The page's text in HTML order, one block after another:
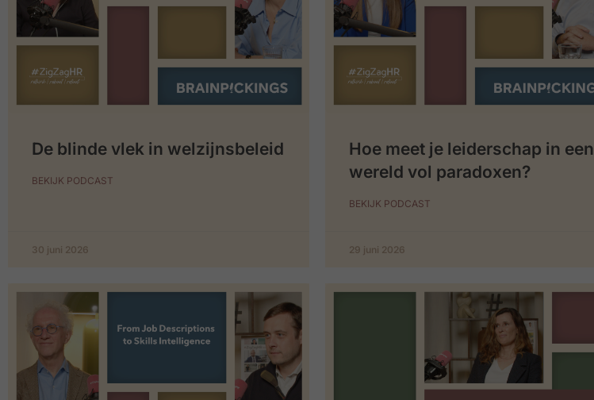
De blinde vlek in welzijnsbeleid
BEKIJK PODCAST
30 juni 2026
Hoe meet je leiderschap in een
wereld vol paradoxen?
BEKIJK PODCAST
29 juni 2026